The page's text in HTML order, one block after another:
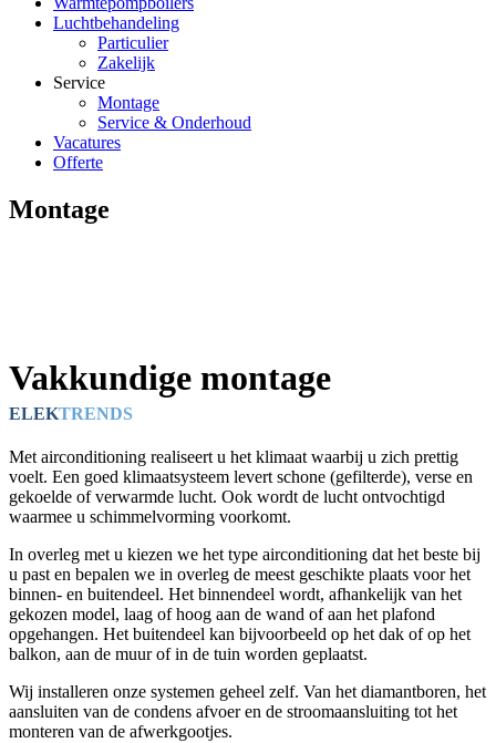
Luchtbehandeling
Particulier
Zakelijk
Service
Montage
Service & Onderhoud
Vacatures
Offerte
Montage
Vakkundige montage
ELEKTRENDS
Met airconditioning realiseert u het klimaat waarbij u zich prettig
voelt. Een goed klimaatsysteem levert schone (gefilterde), verse en
gekoelde of verwarmde lucht. Ook wordt de lucht ontvochtigd
waarmee u schimmelvorming voorkomt.
In overleg met u kiezen we het type airconditioning dat het beste bij
u past en bepalen we in overleg de meest geschikte plaats voor het
binnen- en buitendeel. Het binnendeel wordt, afhankelijk van het
gekozen model, laag of hoog aan de wand of aan het plafond
opgehangen. Het buitendeel kan bijvoorbeeld op het dak of op het
balkon, aan de muur of in de tuin worden geplaatst.
Wij installeren onze systemen geheel zelf. Van het diamantboren, het
aansluiten van de condens afvoer en de stroomaansluiting tot het
monteren van de afwerkgootjes.